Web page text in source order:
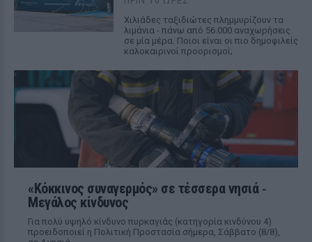
Χιλιάδες ταξιδιώτες πλημμυρίζουν τα
λιμάνια - πάνω από 56.000 αναχωρήσεις
σε μία μέρα. Ποιοι είναι οι πιο δημοφιλείς
καλοκαιρινοί προορισμοί;
«Κόκκινος συναγερμός» σε τέσσερα νησιά ‑
Μεγάλος κίνδυνος
Για πολύ υψηλό κίνδυνο πυρκαγιάς (κατηγορία κινδύνου 4)
προειδοποιεί η Πολιτική Προστασία σήμερα, Σάββατο (8/8),